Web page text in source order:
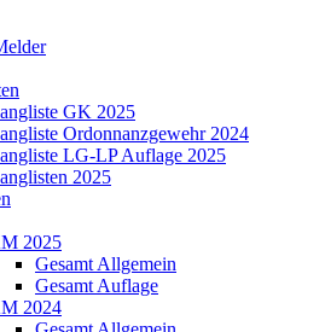
GK 2025
Ordonnanzgewehr 2024
LG-LP Auflage 2025
2025
2025
Gesamt Allgemein
Gesamt Auflage
2024